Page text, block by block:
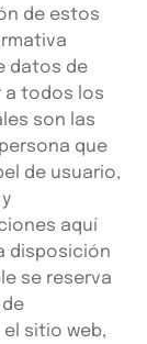
de estos
datos de
a todos los
son las
que
de usuario,
aquí
disposición
se reserva
sitio web,